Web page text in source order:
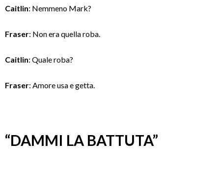
Caitlin: Nemmeno Mark?
Fraser: Non era quella roba.
Caitlin: Quale roba?
Fraser: Amore usa e getta.
“DAMMI LA BATTUTA”